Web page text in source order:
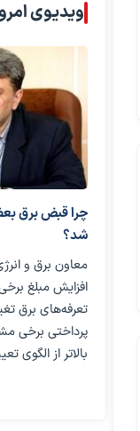
ویدیوی
چرا قبض برق
شد؟
معاون برق و
افزایش مبلغ
تعرفه‌های برق
پرداختی برخی
بالاتر از الگوی